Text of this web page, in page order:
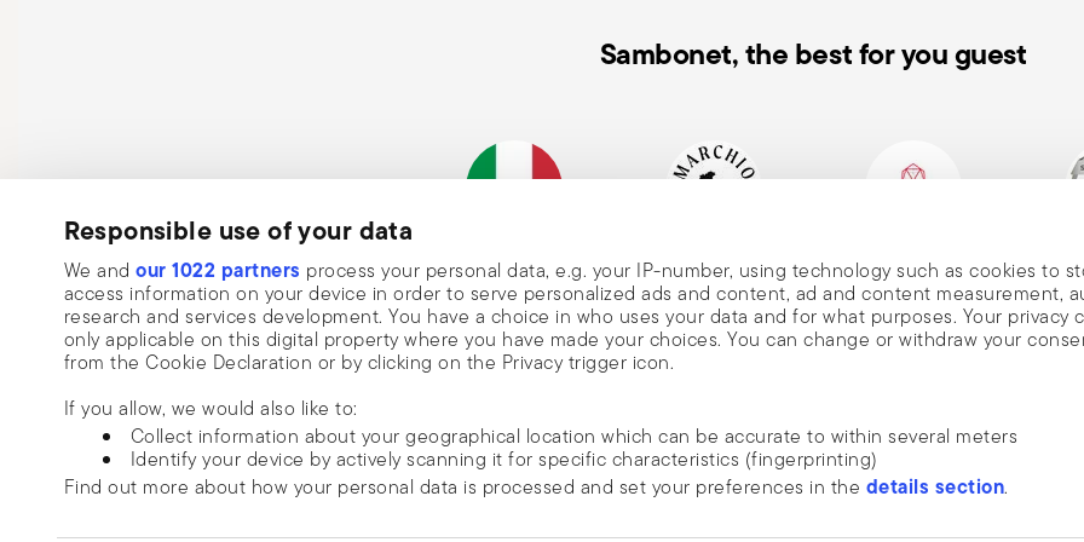
Responsible use of your data
We and our 1022 partners process your personal data, e.g. your IP-number, using technology such as cookies to
access information on your device in order to serve personalized ads and content, ad and content measurement,
research and services development. You have a choice in who uses your data and for what purposes. Your privacy
only applicable on this digital property where you have made your choices. You can change or withdraw your
from the Cookie Declaration or by clicking on the Privacy trigger icon.
If you allow, we would also like to:
Collect information about your geographical location which can be accurate to within several meters
Identify your device by actively scanning it for specific characteristics (fingerprinting)
Find out more about how your personal data is processed and set your preferences in the details section.
We use cookies to personalise content and ads, to provide social media features and to analyse our traffic. We also
selon les instructions du fabricant. Évitez les éponges abrasives. Ne posez jamais une casserole
chaude sur une surface froide ou mouillée, pour éviter les fissures. Enfin, contrôlez
Sambonet, the best for you guest
Entreprise italienne
Marque historique,
depuis 1856
Member of Altagamma
DÉCOUVREZ TOUTES NOS MARQUES
Abonnez-vous à notre newsletter et recevez une réduction de
10%!
Tenez-vous informé des actualités, des
tendances et des offres spéciales.
Je souhaite être ajouté(e) à la liste de diffusion de Commerce Cloud.